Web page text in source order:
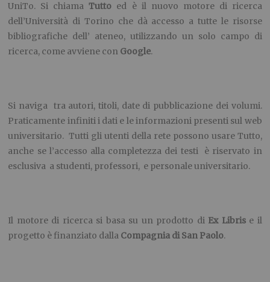
UniTo. Si chiamaTutto ed è il nuovo motore di ricerca
dell’Università di Torino che dà accesso a tutte le risorse
bibliografiche dell’ ateneo, utilizzando un solo campo di
ricerca, come avviene con Google.
Si naviga tra autori, titoli, date di pubblicazione dei volumi.
Praticamente infiniti i dati e le informazioni presenti sul web
universitario. Tutti gli utenti della rete possono usare Tutto,
anche se l’accesso alla completezza dei testi è riservato in
esclusiva a studenti, professori, e personale universitario.
Il motore di ricerca si basa su un prodotto di Ex Librise il
progetto è finanziato dalla Compagnia di San Paolo.